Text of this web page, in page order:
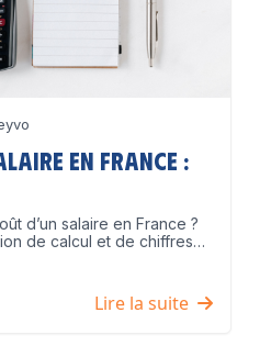
en France :
d’un salaire en France ?
de calcul et de chiffres…
Lire la suite